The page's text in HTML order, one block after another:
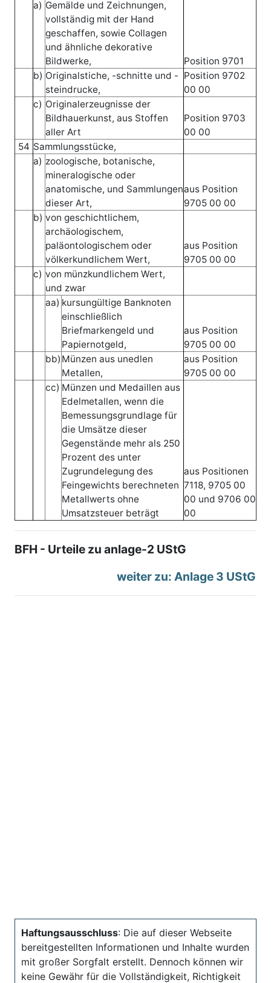
a) Gemälde und Zeichnungen,
vollständig mit der Hand
geschaffen, sowie Collagen
und ähnliche dekorative
Bildwerke,
Position 9701
b) Originalstiche, -schnitte und -
steindrucke,
Position 9702
00 00
c) Originalerzeugnisse der
Bildhauerkunst, aus Stoffen
aller Art
Position 9703
00 00
54 Sammlungsstücke,
a) zoologische, botanische,
mineralogische oder
anatomische, und Sammlungen
dieser Art,
aus Position
9705 00 00
b) von geschichtlichem,
archäologischem,
paläontologischem oder
völkerkundlichem Wert,
aus Position
9705 00 00
c) von münzkundlichem Wert,
und zwar
aa) kursungültige Banknoten
einschließlich
Briefmarkengeld und
Papiernotgeld,
aus Position
9705 00 00
bb) Münzen aus unedlen
Metallen,
aus Position
9705 00 00
cc) Münzen und Medaillen aus
Edelmetallen, wenn die
Bemessungsgrundlage für
die Umsätze dieser
Gegenstände mehr als 250
Prozent des unter
Zugrundelegung des
Feingewichts berechneten
Metallwerts ohne
Umsatzsteuer beträgt
aus Positionen
7118, 9705 00
00 und 9706 00
00
BFH - Urteile zu anlage-2 UStG
weiter zu: Anlage 3 UStG
Haftungsausschluss: Die auf dieser Webseite
bereitgestellten Informationen und Inhalte wurden
mit großer Sorgfalt erstellt. Dennoch können wir
keine Gewähr für die Vollständigkeit, Richtigkeit